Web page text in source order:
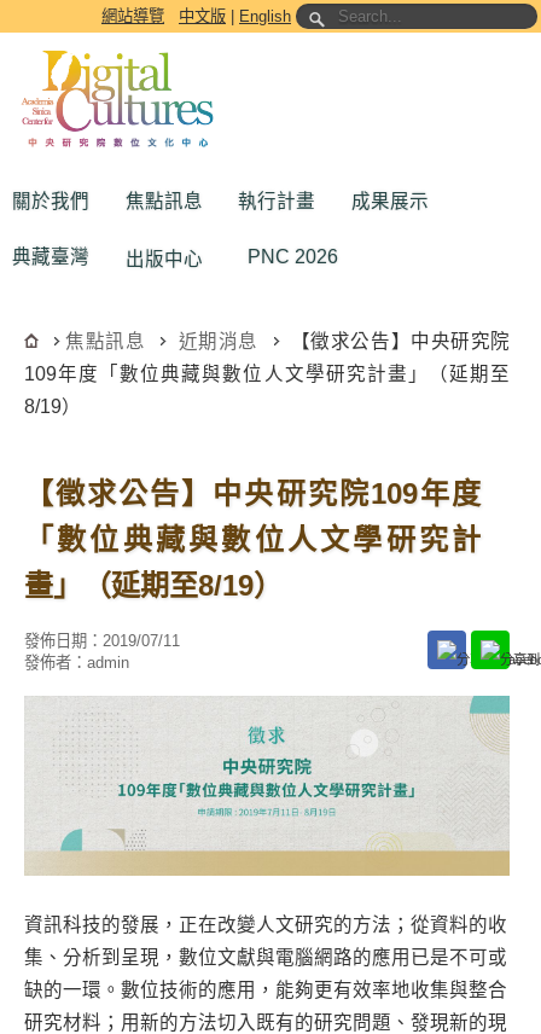
跳到主要內容區塊網站導覽 中文版 English
關於我們 焦點訊息 執行計畫 成果展示
典藏臺灣 出版中心 PNC 2026
焦點訊息 近期消息
【徵求公告】中央研究院
109年度「數位典藏與數位人文學研究計畫」（延期至
8/19）
【徵求公告】中央研究院109年度
「數位典藏與數位人文學研究計
畫」（延期至8/19）
發佈日期： 2019/07/11
發佈者： admin
資訊科技的發展，正在改變人文研究的方法；從資料的收
集、分析到呈現，數位文獻與電腦網路的應用已是不可或
缺的一環。數位技術的應用，能夠更有效率地收集與整合
研究材料；用新的方法切入既有的研究問題、發現新的現